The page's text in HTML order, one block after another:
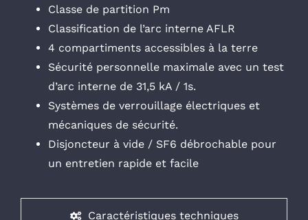
Classe de partition Pm
Classification de l’arc interne AFLR
4 compartiments accessibles à la terre
Sécurité personnelle maximale avec un test
d’arc interne de 31,5 kA / 1s.
Systèmes de verrouillage électriques et
mécaniques de sécurité.
Disjoncteur à vide / SF6 débrochable pour
un entretien rapide et facile
Caractéristiques techniques